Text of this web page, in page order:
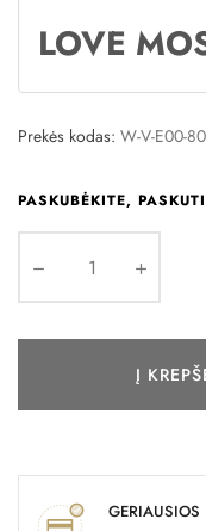
LOVE
Prekės kodas: W-V-E00-
PASKUBĖKITE,
Į